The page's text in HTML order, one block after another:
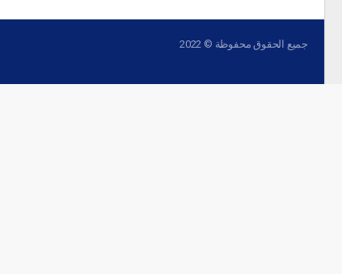
جميع الحقوق محفوظة © 2022